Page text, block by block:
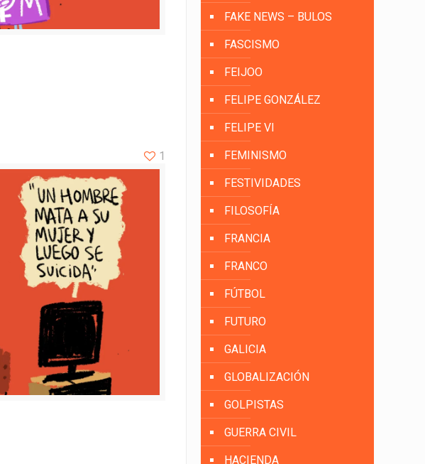
1
FAKE NEWS – BULOS
FASCISMO
FEIJOO
FELIPE GONZÁLEZ
FELIPE VI
FEMINISMO
FESTIVIDADES
FILOSOFÍA
FRANCIA
FRANCO
FÚTBOL
FUTURO
GALICIA
GLOBALIZACIÓN
GOLPISTAS
GUERRA CIVIL
HACIENDA